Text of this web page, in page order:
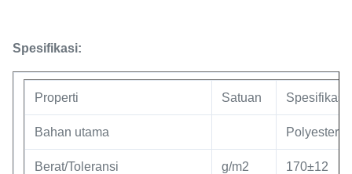
Spesifikasi:
Properti Satuan Spesifikasi
Bahan utama Polyester
Berat/Toleransi g/m2 170±12